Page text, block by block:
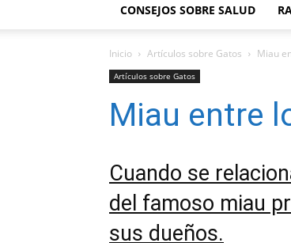
CONSEJOS SOBRE SALUD
Inicio Artículos sobre Gatos Miau
Artículos sobre Gatos
Miau entre
Cuando se
del famoso miau
sus dueños.